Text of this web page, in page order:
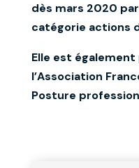
dès mars 2020
catégorie actions
Elle est
l’Association
Posture